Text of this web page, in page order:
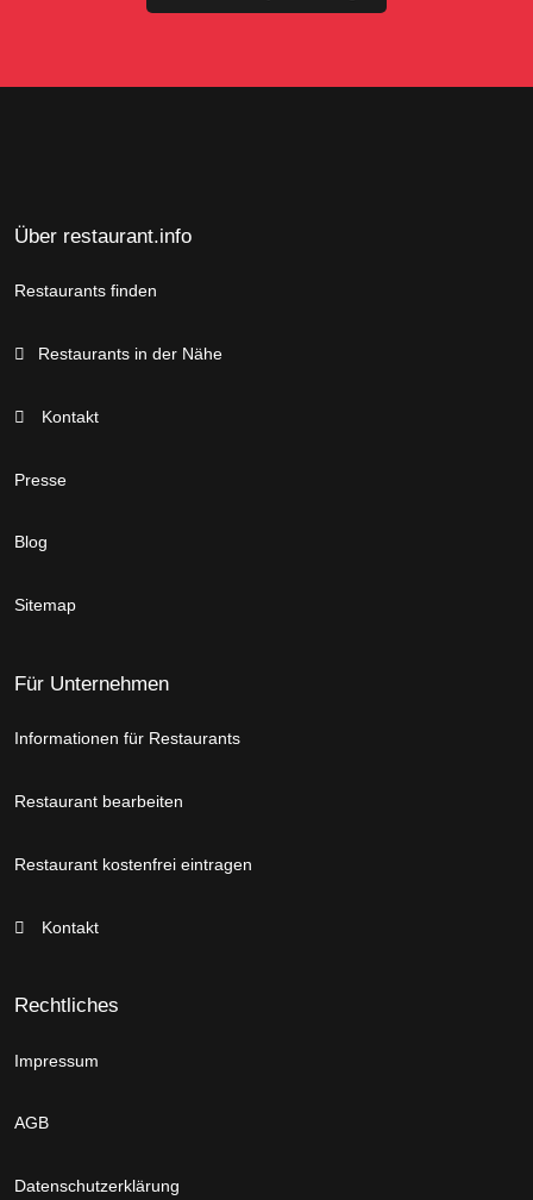
Über restaurant.info
Restaurants finden
Restaurants in der Nähe
Kontakt
Presse
Blog
Sitemap
Für Unternehmen
Informationen für Restaurants
Restaurant bearbeiten
Restaurant kostenfrei eintragen
Kontakt
Rechtliches
Impressum
AGB
Datenschutzerklärung